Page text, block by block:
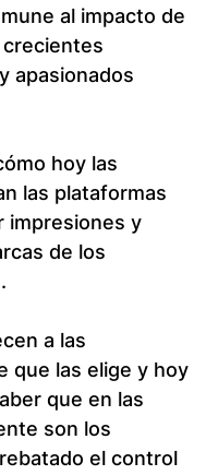
al impacto de
crecientes
apasionados
hoy las
las plataformas
impresiones y
de los
a las
que las elige y hoy
que en las
son los
el control